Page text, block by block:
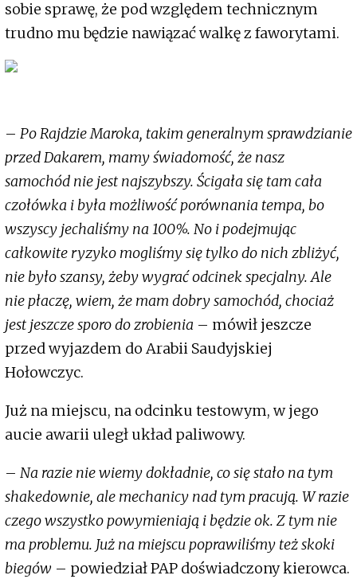
sobie sprawę, że pod względem technicznym
trudno mu będzie nawiązać walkę z faworytami.
– Po Rajdzie Maroka, takim generalnym sprawdzianie
przed Dakarem, mamy świadomość, że nasz
samochód nie jest najszybszy. Ścigała się tam cała
czołówka i była możliwość porównania tempa, bo
wszyscy jechaliśmy na 100%. No i podejmując
całkowite ryzyko mogliśmy się tylko do nich zbliżyć,
nie było szansy, żeby wygrać odcinek specjalny. Ale
nie płaczę, wiem, że mam dobry samochód, chociaż
jest jeszcze sporo do zrobienia – mówił jeszcze
przed wyjazdem do Arabii Saudyjskiej
Hołowczyc.
Już na miejscu, na odcinku testowym, w jego
aucie awarii uległ układ paliwowy.
– Na razie nie wiemy dokładnie, co się stało na tym
shakedownie, ale mechanicy nad tym pracują. W razie
czego wszystko powymieniają i będzie ok. Z tym nie
ma problemu. Już na miejscu poprawiliśmy też skoki
biegów – powiedział PAP doświadczony kierowca.